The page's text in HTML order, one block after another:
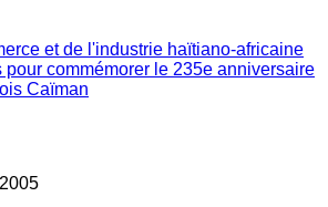
et de l'industrie haïtiano-africaine
commémorer le 235e anniversaire
Caïman